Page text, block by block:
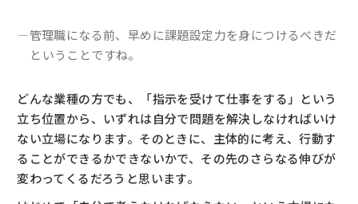
―管理職になる前、早めに課題設定力を身につけるべきだ
ということですね。
どんな業種の方でも、「指示を受けて仕事をする」という
立ち位置から、いずれは自分で問題を解決しなければいけ
ない立場になります。そのときに、主体的に考え、行動す
ることができるかできないかで、その先のさらなる伸びが
変わってくるだろうと思います。